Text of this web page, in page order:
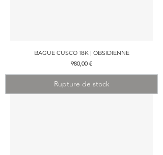
BAGUE CUSCO 18K | OBSIDIENNE
Prix
980,00 €
Rupture de stock